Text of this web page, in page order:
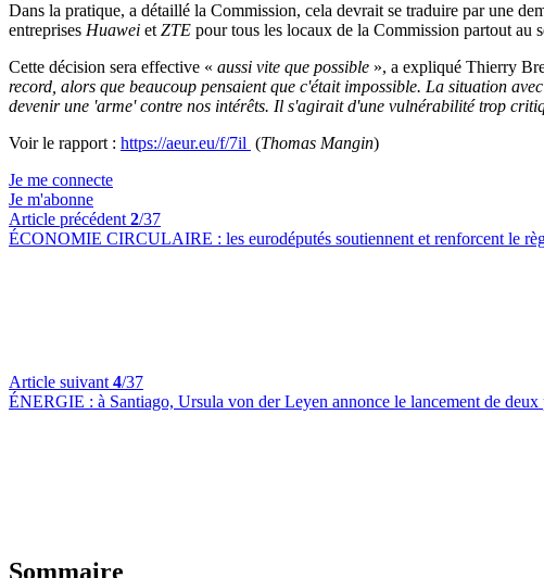
Dans la pratique, a détaillé la Commission, cela devrait se traduire par une
entreprises Huawei et ZTE pour tous les locaux de la Commission partout au
Cette décision sera effective « aussi vite que possible », a expliqué Thierry
record, alors que beaucoup pensaient que c'était impossible. La situation
devenir une 'arme' contre nos intérêts. Il s'agirait d'une vulnérabilité trop
Voir le rapport : https://aeur.eu/f/7il (Thomas Mangin)
Je me connecte
Je m'abonne
Article précédent 2/37
ÉCONOMIE CIRCULAIRE : les eurodéputés soutiennent et renforcent le
Article suivant 4/37
ÉNERGIE : à Santiago, Ursula von der Leyen annonce le lancement de
Sommaire